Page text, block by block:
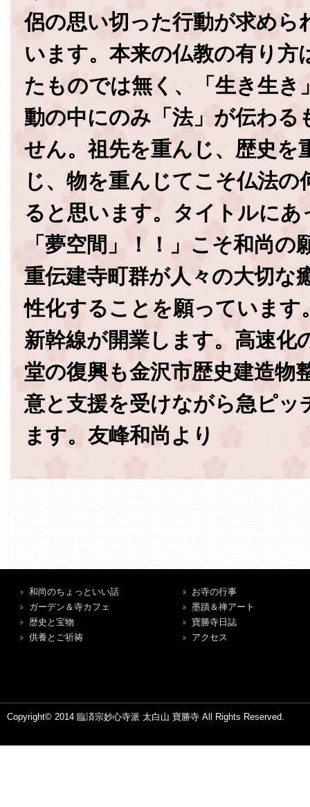
侶の思い切った行動が求めら
います。本来の仏教の有り方
たものでは無く、「生き生き
動の中にのみ「法」が伝わる
せん。祖先を重んじ、歴史を
じ、物を重んじてこそ仏法
ると思います。タイトルにあ
「夢空間」！！」こそ和尚
重伝建寺町群が人々の大切な
性化することを願っています
新幹線が開業します。高速化
堂の復興も金沢市歴史建造物
意と支援を受けながら急ピッ
ます。友峰和尚より
和尚のちょっといい話
ガーデン＆寺カフェ
歴史と宝物
供養とご祈祷
お寺の行事
墨蹟＆禅アート
寶勝寺日誌
アクセス
Copyright© 2014 臨済宗妙心寺派 太白山 寶勝寺 All Rights Reserved.